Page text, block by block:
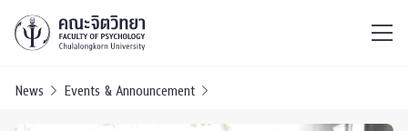
News Events & Announcement